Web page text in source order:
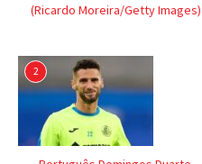
(Ricardo Moreira/Getty Images)
2